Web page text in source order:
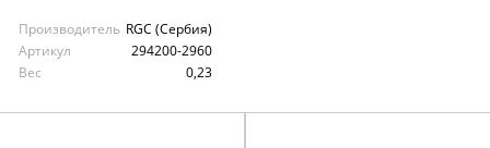
Производитель RGC (Сербия)
Артикул
294200-2960
Вес
0,23